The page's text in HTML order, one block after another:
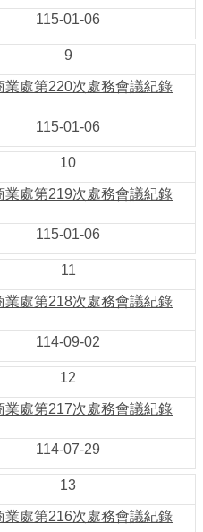
115-01-06
9
業處第220次處務會議紀錄
115-01-06
10
業處第219次處務會議紀錄
115-01-06
11
業處第218次處務會議紀錄
114-09-02
12
業處第217次處務會議紀錄
114-07-29
13
業處第216次處務會議紀錄